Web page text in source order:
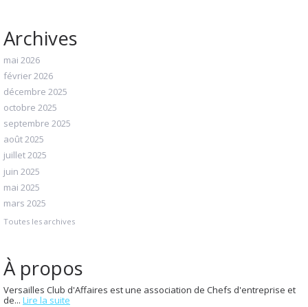
Archives
mai 2026
février 2026
décembre 2025
octobre 2025
septembre 2025
août 2025
juillet 2025
juin 2025
mai 2025
mars 2025
Toutes les archives
À propos
Versailles Club d'Affaires est une association de Chefs d'entreprise et
de... Lire la suite